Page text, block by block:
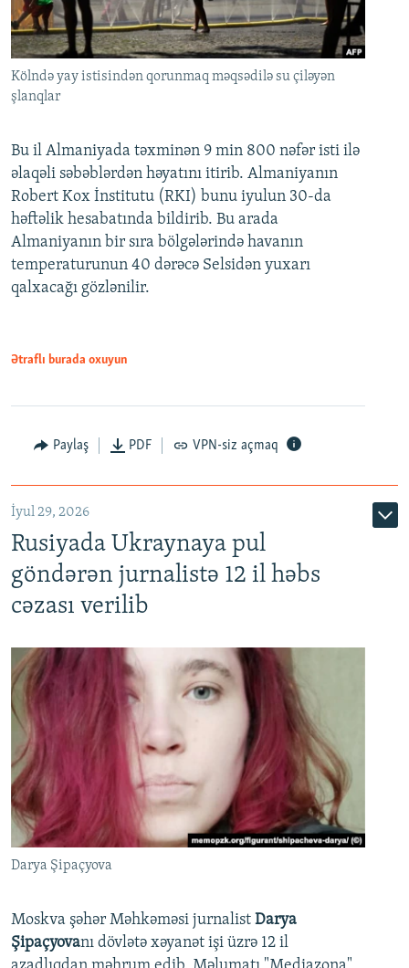
Kölndə yay istisindən qorunmaq məqsədilə su çiləyən
şlanqlar
Bu il Almaniyada təxminən 9 min 800 nəfər isti ilə
əlaqəli səbəblərdən həyatını itirib. Almaniyanın
Robert Kox İnstitutu (RKI) bunu iyulun 30-da
həftəlik hesabatında bildirib. Bu arada
Almaniyanın bir sıra bölgələrində havanın
temperaturunun 40 dərəcə Selsidən yuxarı
qalxacağı gözlənilir.
Ətraflı burada oxuyun
Paylaş PDF VPN-siz açmaq
İyul 29, 2026
Rusiyada Ukraynaya pul
göndərən jurnalistə 12 il həbs
cəzası verilib
Darya Şipaçyova
Moskva şəhər Məhkəməsi jurnalist Darya
Şipaçyovanı dövlətə xəyanət işi üzrə 12 il